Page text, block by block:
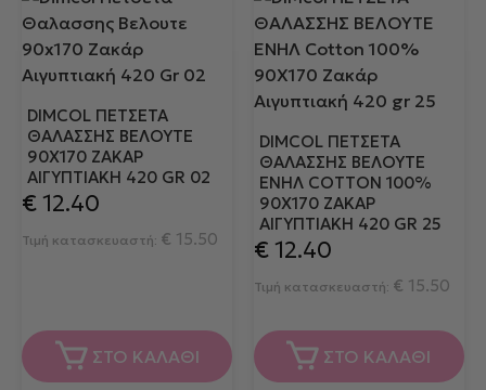
DIMCOL ΠΕΤΣΕΤΑ
ΘΑΛΑΣΣΗΣ ΒΕΛΟΥΤΕ
90X170 ΖΑΚΆΡ
ΑΙΓΥΠΤΙΑΚΉ 420 GR 02
€ 12.40
Τιμή κατασκευαστή: € 15.50
ΣΤΟ ΚΑΛΑΘΙ
DIMCOL ΠΕΤΣΕΤΑ
ΘΑΛΑΣΣΗΣ ΒΕΛΟΥΤΕ
ΕΝΗΛ COTTON 100%
90X170 ΖΑΚΆΡ
ΑΙΓΥΠΤΙΑΚΉ 420 GR 25
€12.40
Τιμή κατασκευαστή: € 15.50
ΣΤΟ ΚΑΛΑΘΙ